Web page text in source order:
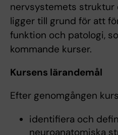
nervsystemets struktur
ligger till grund för att
funktion och patologi,
kommande kurser.
Kursens lärandemål
Efter genomgången
identifiera och
neuroanatomiska